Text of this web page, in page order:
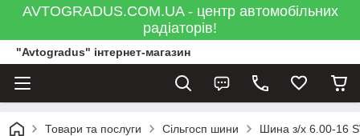
AVTOGRADUS.COM.UA - центр автомобільних
радіаторів!
"Avtogradus" інтернет-магазин
Товари та послуги Сільгосп шини Шина з/х 6.00-16